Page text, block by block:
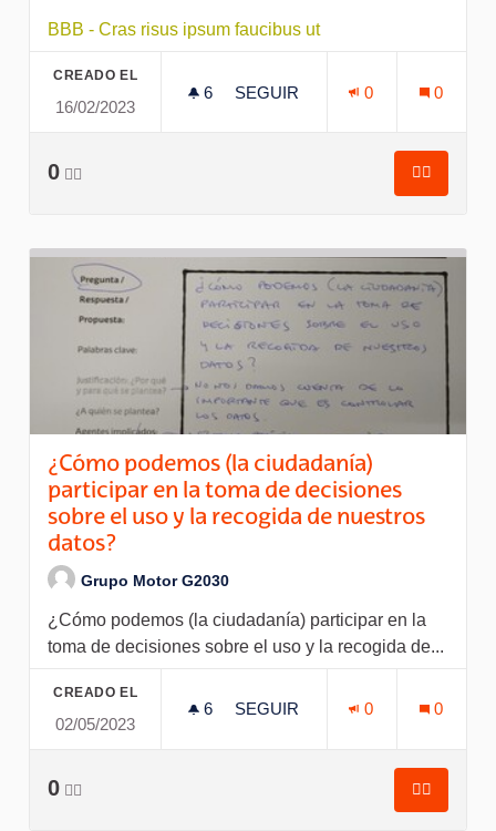
BBB - Cras risus ipsum faucibus ut
CREADO EL
16/02/2023
6 6 SEGUIDORAS
SEGUIR
0 0
0 👍🏽
👍🏽
¿Cómo podemos (la ciudadanía)
participar en la toma de decisiones
sobre el uso y la recogida de nuestros
datos?
Grupo Motor G2030
¿Cómo podemos (la ciudadanía) participar en la
toma de decisiones sobre el uso y la recogida de...
CREADO EL
02/05/2023
6 6 SEGUIDORAS
SEGUIR
0 0
0 👍🏽
👍🏽
¿Cómo